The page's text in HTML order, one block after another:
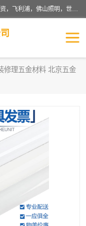
专业配送水暖器材、光源灯具、五金交电等维修物资，飞利浦，佛山照明，世达，博世，九牧，特陶等各产品涉及国内外知名品牌。公司专注与物业、学校、酒店、工厂等单位合作，提供一站式配送服务，降低客户综合成本。依托电子商务改变传统模式，以专业的团队为客户提供24H物资配送到达，货到月结、统一开票，便捷退换等服务，提高了企业的运营效率。
修理五金材料 北京五金
材